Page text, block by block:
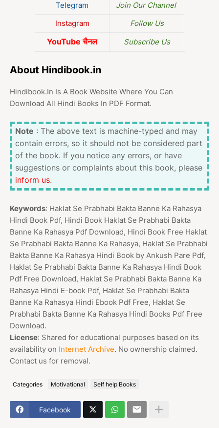
Telegram
Join Our Channel
Instagram
Follow Us
YouTube चैनल Subscribe Us
About Hindibook.in
Hindibook.In Is A Book Website Where You Can
Download All Hindi Books In PDF Format.
Note : The above text is machine-typed and may
contain errors, so it should not be considered part
of the book. If you notice any errors, or have
suggestions or complaints about this book, please
inform us.
Keywords: Haklat Se Prabhabi Bakta Banne Ka Rahasya
Hindi Book Pdf, Hindi Book Haklat Se Prabhabi Bakta
Banne Ka Rahasya Pdf Download, Hindi Book Free Haklat
Se Prabhabi Bakta Banne Ka Rahasya, Haklat Se Prabhabi
Bakta Banne Ka Rahasya Hindi Book by Ankush Pare Pdf,
Haklat Se Prabhabi Bakta Banne Ka Rahasya Hindi Book
Pdf Free Download, Haklat Se Prabhabi Bakta Banne Ka
Rahasya Hindi E-book Pdf, Haklat Se Prabhabi Bakta
Banne Ka Rahasya Hindi Ebook Pdf Free, Haklat Se
Prabhabi Bakta Banne Ka Rahasya Hindi Books Pdf Free
Download.
License: Shared for educational purposes based on its
availability on Internet Archive. No ownership claimed.
Contact us for removal.
Categories Motivational Self help Books
Facebook